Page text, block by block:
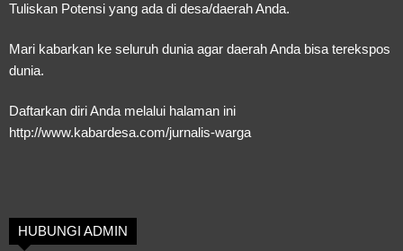
Tuliskan Potensi yang ada di desa/daerah Anda.
Mari kabarkan ke seluruh dunia agar daerah Anda bisa terekspos
dunia.
Daftarkan diri Anda melalui halaman ini
http://www.kabardesa.com/jurnalis-warga
HUBUNGI ADMIN